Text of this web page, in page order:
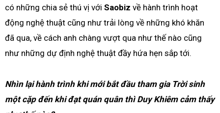
có những chia sẻ thú vị với Saobiz về hành trình hoạt
động nghệ thuật cũng như trải lòng về những khó khăn
đã qua, về cách anh chàng vượt qua như thế nào cũng
như những dự định nghệ thuật đầy hứa hẹn sắp tới.
Nhìn lại hành trình khi mới bắt đầu tham gia Trời sinh
một cặp đến khi đạt quán quân thì Duy Khiêm cảm thấy